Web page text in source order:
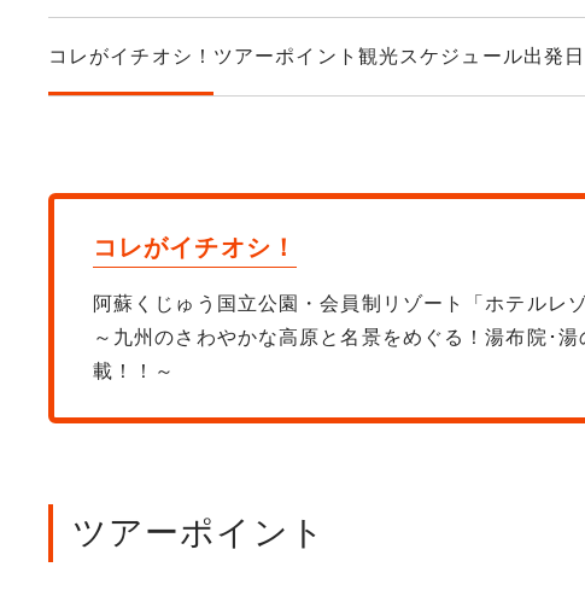
コレがイチオシ！ ツアーポイント 観光スケジュール出発
コレがイチオシ！
阿蘇くじゅう国立公園・会員制リゾート「ホテルレ
～九州のさわやかな高原と名景をめぐる！湯布院･
載！！～
ツアーポイント